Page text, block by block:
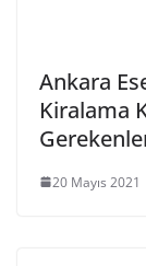
Ankara
Kiralama
20 Mayıs 2021